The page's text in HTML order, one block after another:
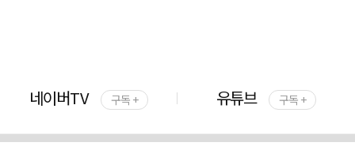
네이버TV 구독 + 유튜브 구독 +